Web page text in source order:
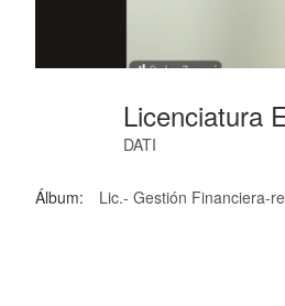
Licenciatura
DATI
Álbum: Lic.- Gestión Financiera-